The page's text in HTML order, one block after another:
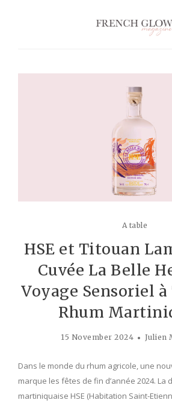
A table
HSE et Titouan
Cuvée La Belle
Voyage Sensoriel
Rhum
15 November 2024 Julien
Dans le monde du rhum agricole, une
marque les fêtes de fin d’année 2024. La
martiniquaise HSE (Habitation Saint-